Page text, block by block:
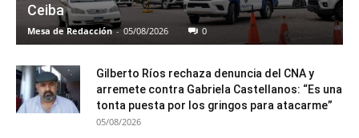
Ceiba
Mesa de Redacción - 05/08/2026 0
Gilberto Ríos rechaza denuncia del CNA y
arremete contra Gabriela Castellanos: “Es una
tonta puesta por los gringos para atacarme”
05/08/2026